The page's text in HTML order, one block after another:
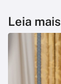
Leia mais